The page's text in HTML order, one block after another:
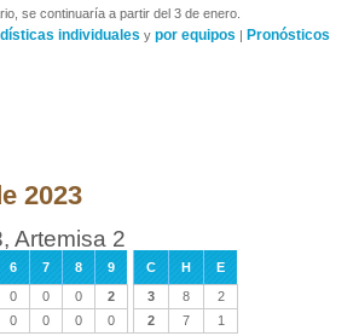
se continuaría a partir del 3 de enero.
individuales y por equipos | Pronósticos
2023
Artemisa 2
6 7 8 9 C H
E
0 0 0 2 3 8
2
0 0 0 0 2 7
1